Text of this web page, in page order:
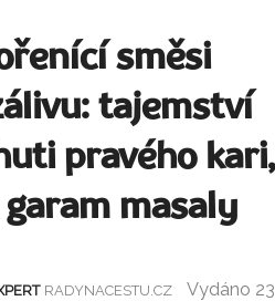
směsi
tajemství
pravého kari,
masaly
RADYNACESTU.CZ
Vydáno